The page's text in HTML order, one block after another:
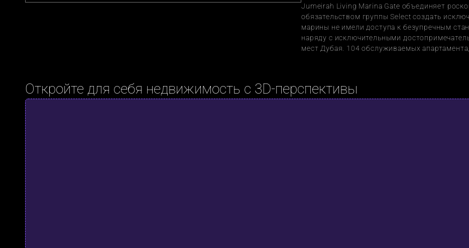
Jumeirah Living Marina Gate объединяет
обязательством группы Select создать
марины не имели доступа к безупречным
наряду с исключительными
мест Дубая. 104 обслуживаемых
Откройте для себя недвижимость с 3D-перспективы